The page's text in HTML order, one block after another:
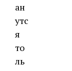
ан
утс
я
то
ль